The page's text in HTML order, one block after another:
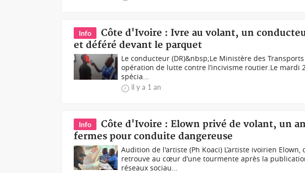
Info
Côte d'Ivoire : Ivre au volant, un
et déféré devant le parquet
Le conducteur (DR)&nbsp;Le Ministère des
opération de lutte contre l’incivisme routier.Le mardi
spécia...
il y a 1 an
Info
Côte d'Ivoire : Elown privé de volant, un
fermes pour conduite dangereuse
Audition de l'artiste (Ph Koaci) L’artiste ivoirien Elown,
retrouve au cœur d’une tourmente après la
réseaux sociau...